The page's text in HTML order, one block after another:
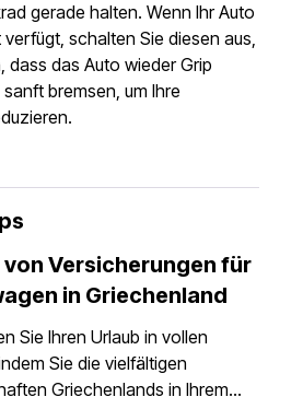
gerade halten. Wenn Ihr Auto
schalten Sie diesen aus,
dass das Auto wieder Grip
bremsen, um Ihre
Versicherungen für
in Griechenland
Sie Ihren Urlaub in vollen
Sie die vielfältigen
Griechenlands in Ihrem